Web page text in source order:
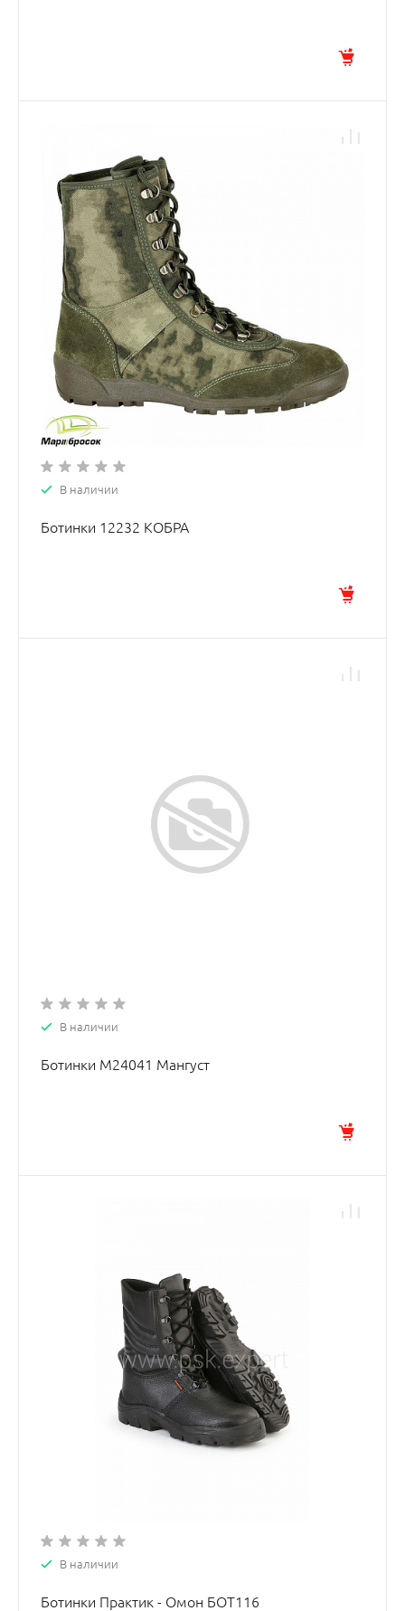
В наличии
Ботинки 12232 КОБРА
В наличии
Ботинки М24041 Мангуст
В наличии
Ботинки Практик - Омон БОТ116